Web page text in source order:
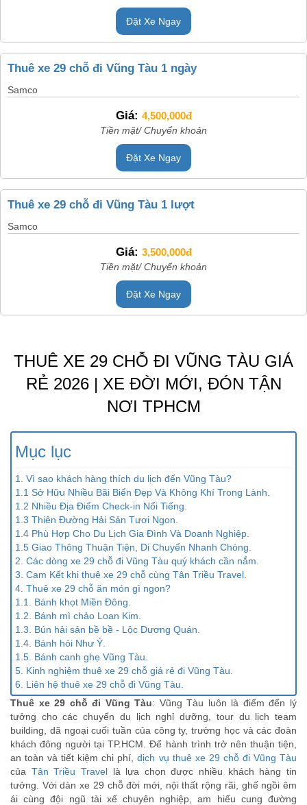
Đặt Xe Ngay
Thuê xe 29 chỗ đi Vũng Tàu 1 ngày
Samco
Giá: 4,500,000đ
Tiền mặt/ Chuyển khoản
Đặt Xe Ngay
Thuê xe 29 chỗ đi Vũng Tàu 1 lượt
Samco
Giá: 3,500,000đ
Tiền mặt/ Chuyển khoản
Đặt Xe Ngay
THUÊ XE 29 CHỖ ĐI VŨNG TÀU GIÁ
RẺ 2026 | XE ĐỜI MỚI, ĐÓN TẬN
NƠI TPHCM
Mục lục
1. Vì sao khách hàng thích du lịch đến Vũng Tàu?
1.1 Sở Hữu Nhiều Bãi Biển Đẹp Và Không Khí Trong Lành.
1.2 Nhiều Địa Điểm Check-in Nổi Tiếng.
1.3 Thiên Đường Hải Sản Tươi Ngon.
1.4 Phù Hợp Cho Du Lịch Gia Đình Và Doanh Nghiệp.
1.5 Giao Thông Thuận Tiện, Di Chuyển Nhanh Chóng.
2. Các dòng xe 29 chỗ đi Vũng Tàu quý khách cần nắm.
3. Cam Kết khi thuê xe 29 chỗ cùng Tân Triều Travel.
4. Thuê xe 29 chỗ ăn món gì ngon?
1.1. Bánh khọt Miền Đông.
1.2. Bánh mì chảo Loan Kim.
1.3. Bún hải sản bề bề - Lộc Dương Quán.
1.4. Bánh hỏi Như Ý.
1.5. Bánh canh ghẹ Vũng Tàu.
5. Kinh nghiệm thuê xe 29 chỗ giá rẻ đi Vũng Tàu.
6. Liên hệ thuê xe 29 chỗ đi Vũng Tàu.
Thuê xe 29 chỗ đi Vũng Tàu: Vũng Tàu luôn là điểm đến lý
tưởng cho các chuyến du lịch nghỉ dưỡng, tour du lịch team
building, dã ngoại cuối tuần của công ty, trường học và các đoàn
khách đông người tại TP.HCM. Để hành trình trở nên thuận tiện,
an toàn và tiết kiệm chi phí,dịch vụ thuê xe 29 chỗ đi Vũng Tàu
của Tân Triều Travellà lựa chọn được nhiều khách hàng tin
tưởng. Với dàn xe 29 chỗ đời mới, nội thất rộng rãi, ghế ngồi êm
ái cùng đội ngũ tài xế chuyên nghiệp, am hiểu cung đường